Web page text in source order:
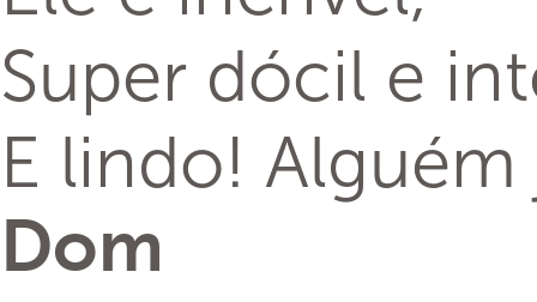
Super dócil e
E lindo!
Dom